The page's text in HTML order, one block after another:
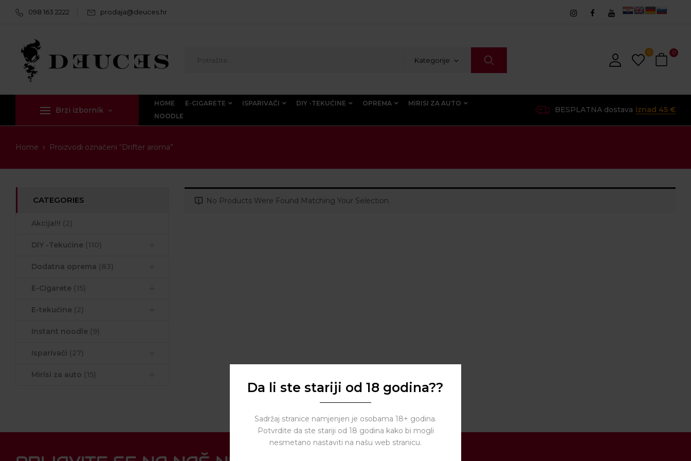
098 163 2222 prodaja@deuces.hr
Kategorije
0 0
Brzi izbornik
HOME E-CIGARETE ISPARIVAČI DIY -TEKUĆINE OPREMA
MIRISI ZA AUTO
NOODLE
BESPLATNA dostava iznad 45 €
Home Proizvodi označeni “Drifter aroma”
CATEGORIES
Akcija!!!
DIY -Tekućine
Dodatna oprema
E-Cigarete
E-tekućine
Instant noodle
Isparivači
Mirisi za auto
No Products Were Found Matching Your Selection.
Da li ste stariji od 18 godina??
Sadržaj stranice namjenjen je osobama 18+ godina.
Potvrdite da ste stariji od 18 godina kako bi mogli
nesmetano nastaviti na našu web stranicu.